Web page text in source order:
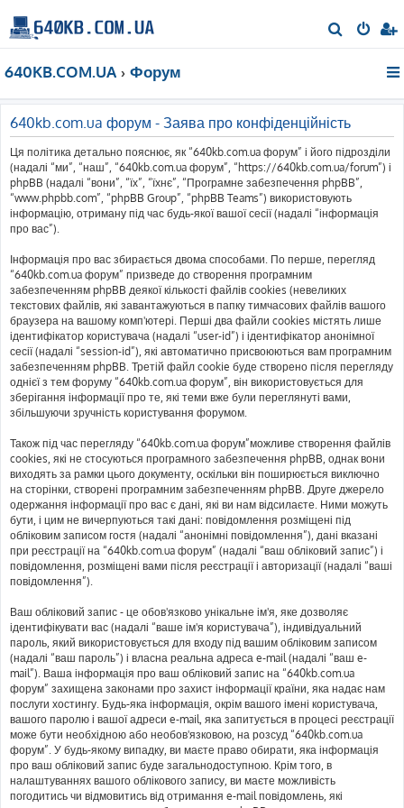
о
640KB.COM.UA Форум
640kb.com.ua форум - Заява про конфіденційність
Ця політика детально пояснює, як “640kb.com.ua форум” і його підрозділи
(надалі “ми”, “наш”, “640kb.com.ua форум”, “https://640kb.com.ua/forum”) і
phpBB (надалі “вони”, “їх”, “їхнє”, “Програмне забезпечення phpBB”,
“www.phpbb.com”, “phpBB Group”, “phpBB Teams”) використовують
інформацію, отриману під час будь-якої вашої сесії (надалі “інформація
про вас”).
Інформація про вас збирається двома способами. По перше, перегляд
“640kb.com.ua форум” призведе до створення програмним
забезпеченням phpBB деякої кількості файлів cookies (невеликих
текстових файлів, які завантажуються в папку тимчасових файлів вашого
браузера на вашому комп'ютері. Перші два файли cookies містять лише
ідентифікатор користувача (надалі “user-id”) і ідентифікатор анонімної
сесії (надалі “session-id”), які автоматично присвоюються вам програмним
забезпеченням phpBB. Третій файл cookie буде створено після перегляду
однієї з тем форуму “640kb.com.ua форум”, він використовується для
зберігання інформації про те, які теми вже були переглянуті вами,
збільшуючи зручність користування форумом.
Також під час перегляду “640kb.com.ua форум”можливе створення файлів
cookies, які не стосуються програмного забезпечення phpBB, однак вони
виходять за рамки цього документу, оскільки він поширюється виключно
на сторінки, створені програмним забезпеченням phpBB. Друге джерело
одержання інформації про вас є дані, які ви нам відсилаєте. Ними можуть
бути, і цим не вичерпуються такі дані: повідомлення розміщені під
обліковим записом гостя (надалі “анонімні повідомлення”), дані вказані
при реєстрації на “640kb.com.ua форум” (надалі “ваш обліковий запис”) і
повідомлення, розміщені вами після реєстрації і авторизації (надалі “ваші
повідомлення”).
Ваш обліковий запис - це обов'язково унікальне ім'я, яке дозволяє
ідентифікувати вас (надалі “ваше ім'я користувача”), індивідуальний
пароль, який використовується для входу під вашим обліковим записом
(надалі “ваш пароль”) і власна реальна адреса e-mail (надалі “ваш e-
mail”). Ваша інформація про ваш обліковий запис на “640kb.com.ua
форум” захищена законами про захист інформації країни, яка надає нам
послуги хостингу. Будь-яка інформація, окрім вашого імені користувача,
вашого паролю і вашої адреси e-mail, яка запитується в процесі реєстрації
може бути необхідною або необов'язковою, на розсуд “640kb.com.ua
форум”. У будь-якому випадку, ви маєте право обирати, яка інформація
про ваш обліковий запис буде загальнодоступною. Крім того, в
налаштуваннях вашого облікового запису, ви маєте можливість
погодитись чи відмовитись від отримання e-mail повідомлень, які